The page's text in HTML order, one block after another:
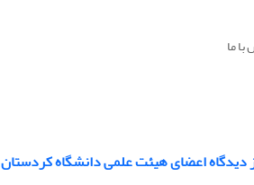
ما
دیدگاه اعضای هیئت علمی دانشگاه کردستان